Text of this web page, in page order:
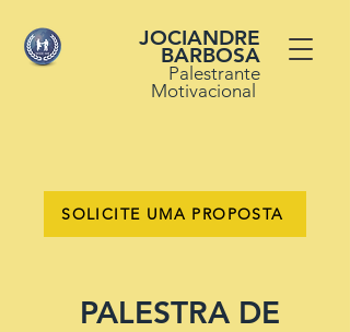
JOCIANDRE
BARBOSA
Palestrante
Motivacional
SOLICITE UMA PROPOSTA
PALESTRA DE